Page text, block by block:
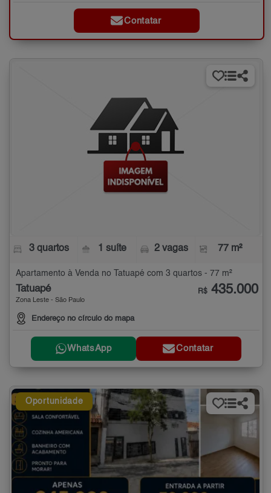
Contatar
3 quartos 1 suíte 2 vagas 77 m²
Apartamento à Venda no Tatuapé com 3 quartos - 77 m²
Tatuapé
Zona Leste - São Paulo
Endereço no círculo do mapa
R$ 435.000
WhatsApp Contatar
Oportunidade